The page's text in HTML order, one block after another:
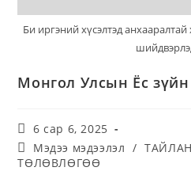
Би иргэний хүсэлтэд
Монгол Улсын Ёс зүйн
6 сар 6, 2025
Мэдээ мэдээлэл / ТАЙЛАН
ТӨЛӨВЛӨГӨӨ